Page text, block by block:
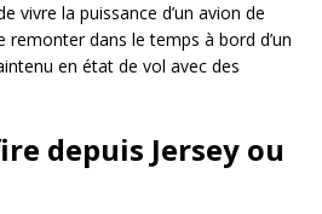
vivre la puissance d’un avion de
remonter dans le temps à bord d’un
en état de vol avec des
depuis Jersey ou